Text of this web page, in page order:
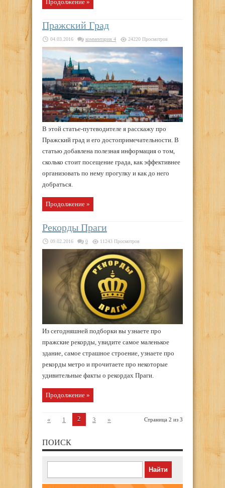
Продолжение »
Пражский Град
04.03.2016 комментария 4 24220 Просмотров
В этой статье-путеводителе я расскажу про
Пражский град и его достопримечательности. В
статью добавлена полезная информация о том,
сколько стоит посещение града, как эффективнее
организовать по нему прогулку и как до него
добраться.
Продолжение »
Рекорды Праги
09.02.2016 0 11243 Просмотров
Из сегодняшней подборки вы узнаете про
пражские рекорды, увидите самое маленькое
здание, самое страшное строение, узнаете про
рекорды метро и прочитаете про некоторые
удивительные факты о рекордах Праги.
Продолжение »
Страница 2 из 3
« 1 2 3 »
ПОИСК